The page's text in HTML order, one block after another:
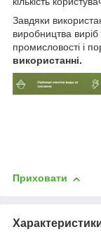
Завдяки
виробництва
промисловості і
використанні.
Приховати